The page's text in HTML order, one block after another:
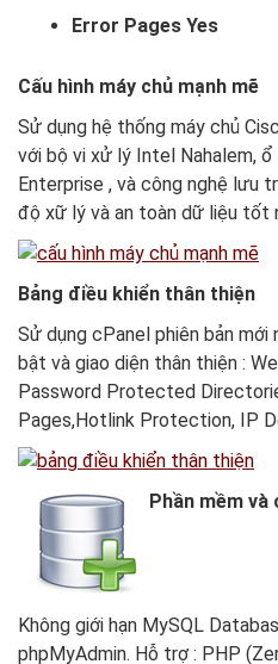
Error Pages Yes
Cấu hình máy chủ mạnh mẽ
Sử dụng hệ thống máy chủ
với bộ vi xử lý Intel Nahalem, ổ
Enterprise , và công nghệ lưu
độ xữ lý và an toàn dữ liệu tốt
Bảng điều khiển thân thiện
Sử dụng cPanel phiên bản
bật và giao diện thân thiện :
Password Protected
Pages,Hotlink Protection, IP
Phần mềm
Không giới hạn MySQL
phpMyAdmin. Hỗ trợ : PHP